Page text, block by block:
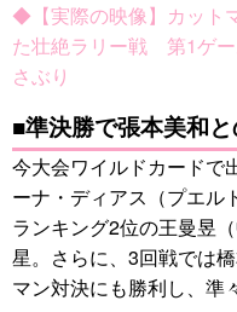
◆【実際の映像】カット
た壮絶ラリー戦 第1ゲ
さぶり
■準決勝で張本美和
今大会ワイルドカードで
ーナ・ディアス（プエル
ランキング2位の王曼昱
星。さらに、3回戦では
マン対決にも勝利し、準